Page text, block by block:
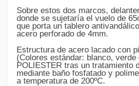
Sobre estos dos marcos,
donde se sujetaría el vuelo de
que porta un tablero
acero perforado de 4mm.
Estructura de acero lacado con
(Colores estándar: blanco, verde
POLIESTER tras un tratamiento
mediante baño fosfatado y
a temperatura de 200ºC.